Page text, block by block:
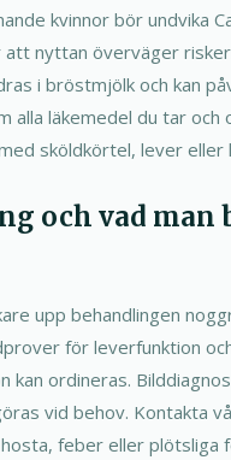
kvinnor bör undvika
att nyttan överväger
i bröstmjölk och kan
alla läkemedel du tar och
sköldkörtel, lever eller
och vad man
upp behandlingen
för leverfunktion
kan ordineras.
vid behov. Kontakta
feber eller plötsliga